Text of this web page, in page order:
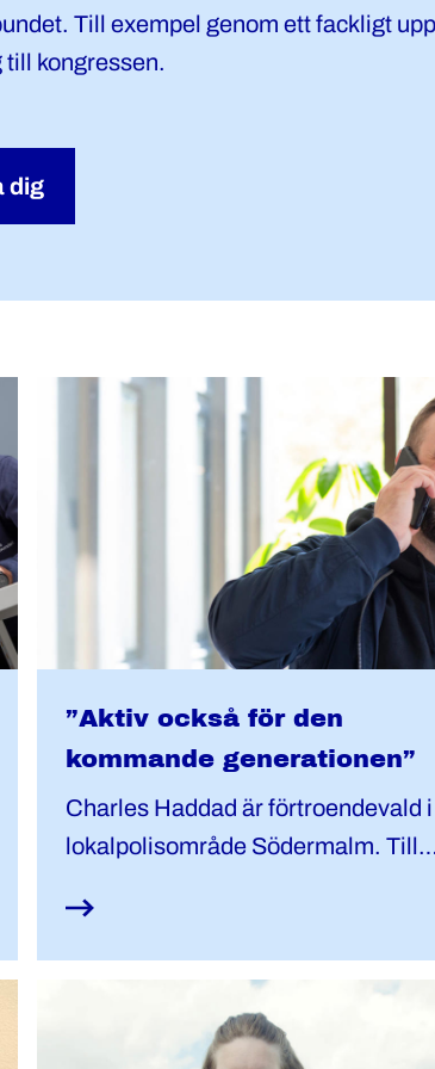
Till exempel genom ett fackligt
kongressen.
dig
”Aktiv också för den
kommande generationen”
Charles Haddad är förtroendevald i
lokalpolisområde Södermalm. Till
IGV/Jouren.